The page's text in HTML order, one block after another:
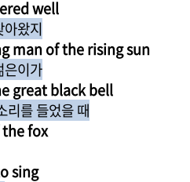
well
왔지
man of the rising sun
은이가
great black bell
리를 들었을 때
fox
sing